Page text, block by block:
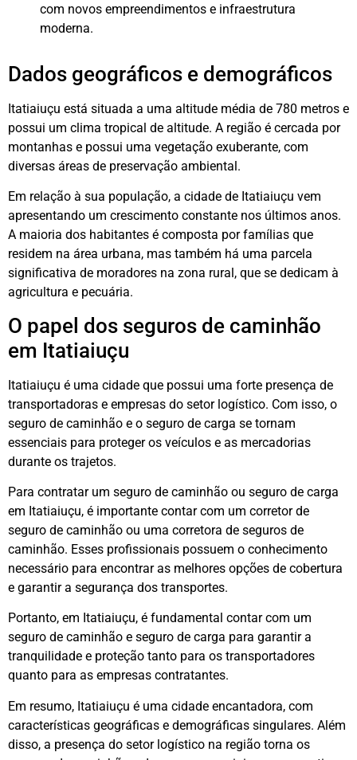
com novos empreendimentos e infraestrutura
moderna.
Dados geográficos e demográficos
Itatiaiuçu está situada a uma altitude média de 780 metros e
possui um clima tropical de altitude. A região é cercada por
montanhas e possui uma vegetação exuberante, com
diversas áreas de preservação ambiental.
Em relação à sua população, a cidade de Itatiaiuçu vem
apresentando um crescimento constante nos últimos anos.
A maioria dos habitantes é composta por famílias que
residem na área urbana, mas também há uma parcela
significativa de moradores na zona rural, que se dedicam à
agricultura e pecuária.
O papel dos seguros de caminhão
em Itatiaiuçu
Itatiaiuçu é uma cidade que possui uma forte presença de
transportadoras e empresas do setor logístico. Com isso, o
seguro de caminhão e o seguro de carga se tornam
essenciais para proteger os veículos e as mercadorias
durante os trajetos.
Para contratar um seguro de caminhão ou seguro de carga
em Itatiaiuçu, é importante contar com um corretor de
seguro de caminhão ou uma corretora de seguros de
caminhão. Esses profissionais possuem o conhecimento
necessário para encontrar as melhores opções de cobertura
e garantir a segurança dos transportes.
Portanto, em Itatiaiuçu, é fundamental contar com um
seguro de caminhão e seguro de carga para garantir a
tranquilidade e proteção tanto para os transportadores
quanto para as empresas contratantes.
Em resumo, Itatiaiuçu é uma cidade encantadora, com
características geográficas e demográficas singulares. Além
disso, a presença do setor logístico na região torna os